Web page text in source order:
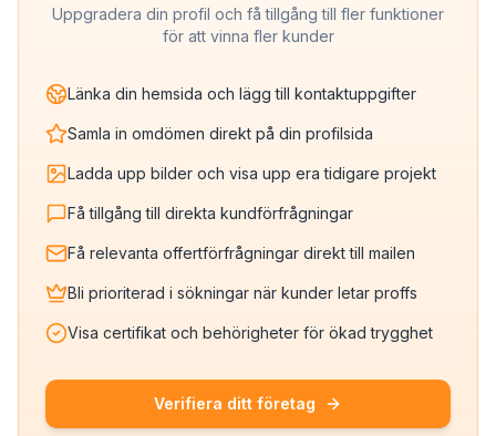
Uppgradera din profil och få tillgång till fler funktioner
för att vinna fler kunder
Länka din hemsida och lägg till kontaktuppgifter
Samla in omdömen direkt på din profilsida
Ladda upp bilder och visa upp era tidigare projekt
Få tillgång till direkta kundförfrågningar
Få relevanta offertförfrågningar direkt till mailen
Bli prioriterad i sökningar när kunder letar proffs
Visa certifikat och behörigheter för ökad trygghet
Verifiera ditt företag